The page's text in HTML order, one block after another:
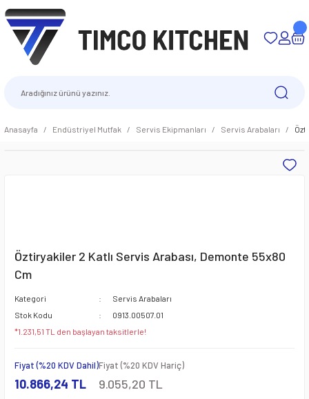
Anasayfa Endüstriyel Mutfak Servis Ekipmanları Servis Arabaları
Öztiryakiler 2 Katlı Servis Arabası, Demonte 55x80
Cm
Kategori
Servis Arabaları
Stok Kodu
0913.00507.01
*1.231,51 TL den başlayan taksitlerle!
Fiyat (%20 KDV Dahil)
10.866,24 TL
Fiyat (%20 KDV Hariç)
9.055,20 TL